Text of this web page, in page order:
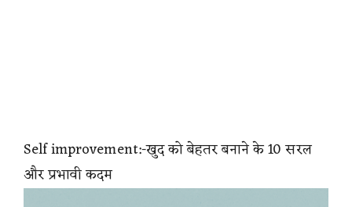
Self improvement:-खुद को बेहतर बनाने के 10 सरल
और प्रभावी कदम